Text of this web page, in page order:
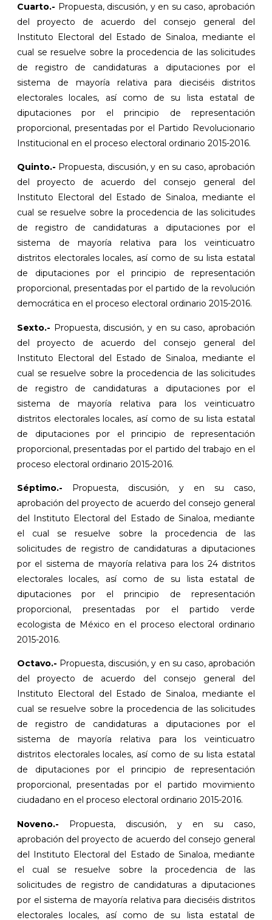
Cuarto.- Propuesta, discusión, y en su caso, aprobación
del proyecto de acuerdo del consejo general del
Instituto Electoral del Estado de Sinaloa, mediante el
cual se resuelve sobre la procedencia de las solicitudes
de registro de candidaturas a diputaciones por el
sistema de mayoría relativa para dieciséis distritos
electorales locales, así como de su lista estatal de
diputaciones por el principio de representación
proporcional, presentadas por el Partido Revolucionario
Institucional en el proceso electoral ordinario 2015-2016.
Quinto.- Propuesta, discusión, y en su caso, aprobación
del proyecto de acuerdo del consejo general del
Instituto Electoral del Estado de Sinaloa, mediante el
cual se resuelve sobre la procedencia de las solicitudes
de registro de candidaturas a diputaciones por el
sistema de mayoría relativa para los veinticuatro
distritos electorales locales, así como de su lista estatal
de diputaciones por el principio de representación
proporcional, presentadas por el partido de la revolución
democrática en el proceso electoral ordinario 2015-2016.
Sexto.- Propuesta, discusión, y en su caso, aprobación
del proyecto de acuerdo del consejo general del
Instituto Electoral del Estado de Sinaloa, mediante el
cual se resuelve sobre la procedencia de las solicitudes
de registro de candidaturas a diputaciones por el
sistema de mayoría relativa para los veinticuatro
distritos electorales locales, así como de su lista estatal
de diputaciones por el principio de representación
proporcional, presentadas por el partido del trabajo en el
proceso electoral ordinario 2015-2016.
Séptimo.- Propuesta, discusión, y en su caso,
aprobación del proyecto de acuerdo del consejo general
del Instituto Electoral del Estado de Sinaloa, mediante
el cual se resuelve sobre la procedencia de las
solicitudes de registro de candidaturas a diputaciones
por el sistema de mayoría relativa para los 24 distritos
electorales locales, así como de su lista estatal de
diputaciones por el principio de representación
proporcional, presentadas por el partido verde
ecologista de México en el proceso electoral ordinario
2015-2016.
Octavo.- Propuesta, discusión, y en su caso, aprobación
del proyecto de acuerdo del consejo general del
Instituto Electoral del Estado de Sinaloa, mediante el
cual se resuelve sobre la procedencia de las solicitudes
de registro de candidaturas a diputaciones por el
sistema de mayoría relativa para los veinticuatro
distritos electorales locales, así como de su lista estatal
de diputaciones por el principio de representación
proporcional, presentadas por el partido movimiento
ciudadano en el proceso electoral ordinario 2015-2016.
Noveno.- Propuesta, discusión, y en su caso,
aprobación del proyecto de acuerdo del consejo general
del Instituto Electoral del Estado de Sinaloa, mediante
el cual se resuelve sobre la procedencia de las
solicitudes de registro de candidaturas a diputaciones
por el sistema de mayoría relativa para dieciséis distritos
electorales locales, así como de su lista estatal de